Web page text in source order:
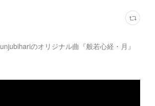
のオリジナル曲『般若心経・月』